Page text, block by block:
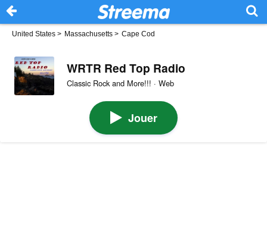
United States > Massachusetts > Cape Cod
WRTR Red Top Radio
Classic Rock and More!!! · Web
Jouer